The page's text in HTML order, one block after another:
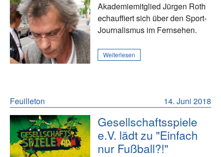
Akademiemitglied Jürgen Roth
echauffiert sich über den Sport-
Journalismus im Fernsehen.
Weiterlesen
14. Juni 2018
Feuilleton
Gesellschaftsspiele
e.V. lädt zu "Einfach
nur Fußball?!"